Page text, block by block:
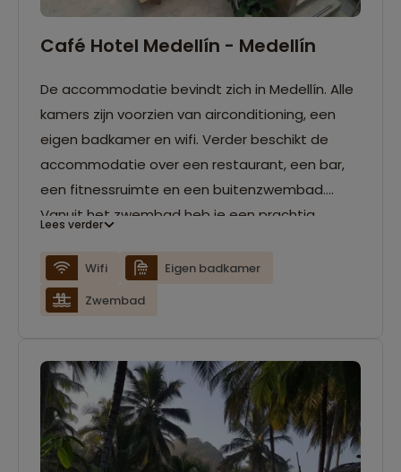
Café Hotel Medellín - Medellín
De accommodatie bevindt zich in Medellín. Alle
kamers zijn voorzien van airconditioning, een
eigen badkamer en wifi. Verder beschikt de
accommodatie over een restaurant, een bar,
een fitnessruimte en een buitenzwembad.
Vanuit het zwembad heb je een prachtig
Lees verder
Wifi
Eigen badkamer
Zwembad